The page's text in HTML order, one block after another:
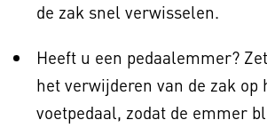
de zak snel verwisselen.
Heeft u een pedaalemmer?
het verwijderen van de zak op
voetpedaal, zodat de emmer